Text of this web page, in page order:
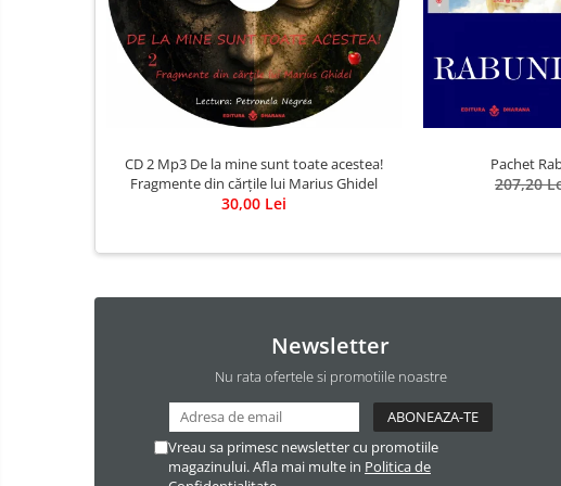
CD 2 Mp3 De la mine sunt toate acestea!
Fragmente din cărțile lui Marius Ghidel
30,00 Lei
Pachet
207,20
Newsletter
Nu rata ofertele si promotiile noastre
Vreau sa primesc newsletter cu promotiile
magazinului. Afla mai multe in Politica de